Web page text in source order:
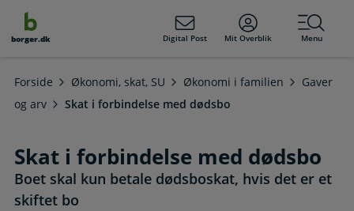
borger.dk Digital Post Mit Overblik Menu
Forside Økonomi, skat, SU Økonomi i familien
Gaver
og arv
Skat i forbindelse med dødsbo
Skat i forbindelse med dødsbo
Boet skal kun betale dødsboskat, hvis det er et
skiftet bo